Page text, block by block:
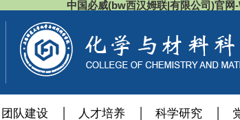
中国必威(bw西汉姆联|有限公司)官网
团队建设 人才培养 科学研究